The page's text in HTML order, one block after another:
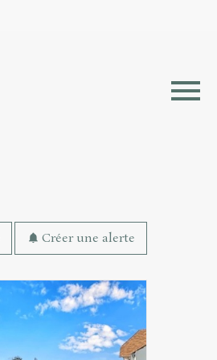
Créer une alerte